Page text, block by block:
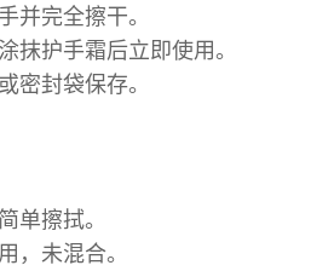
并完全擦干。
抹护手霜后立即使用。
密封袋保存。
单擦拭。
，未混合。